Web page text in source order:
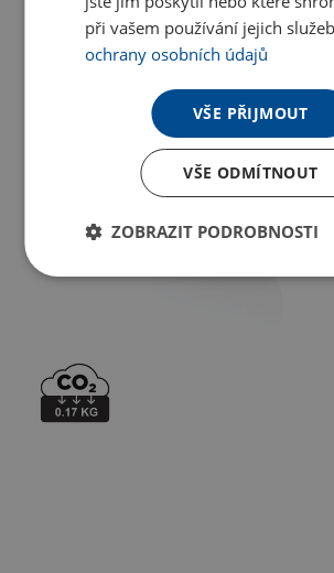
při vašem používání jejich
ochrany osobních údajů
VŠE PŘIJMOUT
VŠE ODMÍTNOUT
ZOBRAZIT PODROBNOSTI